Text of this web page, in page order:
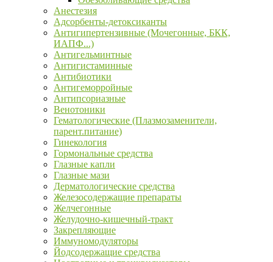
Анестезия
Адсорбенты-детоксиканты
Антигипертензивные (Мочегонные, БКК,
ИАПФ...)
Антигельминтные
Антигистаминные
Антибиотики
Антигеморройные
Антипсориазные
Венотоники
Гематологические (Плазмозаменители,
парент.питание)
Гинекология
Гормональные средства
Глазные капли
Глазные мази
Дерматологические средства
Железосодержащие препараты
Желчегонные
Желудочно-кишечный-тракт
Закрепляющие
Иммуномодуляторы
Йодсодержащие средства